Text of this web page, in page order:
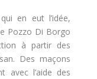
en eut l’idée,
Pozzo Di Borgo
à partir des
Des maçons
avec l’aide des